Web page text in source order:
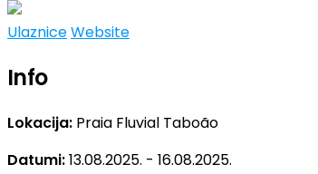
UlazniceWebsite
Info
Lokacija: Praia Fluvial Taboão
Datumi:13.08.2025. - 16.08.2025.